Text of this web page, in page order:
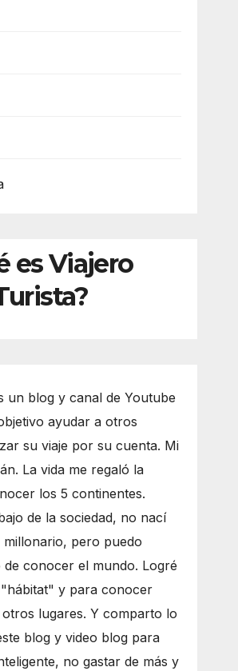
es Viajero
un blog y canal de Youtube
ayudar a otros
su viaje por su cuenta. Mi
La vida me regaló la
los 5 continentes.
de la sociedad, no nací
pero puedo
conocer el mundo. Logré
y para conocer
lugares. Y comparto lo
blog y video blog para
no gastar de más y